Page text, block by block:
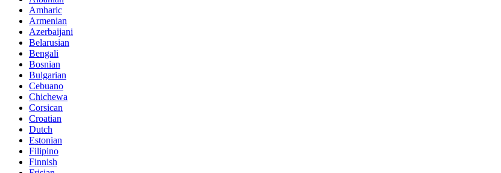
Amharic
Armenian
Azerbaijani
Belarusian
Bengali
Bosnian
Bulgarian
Cebuano
Chichewa
Corsican
Croatian
Dutch
Estonian
Filipino
Finnish